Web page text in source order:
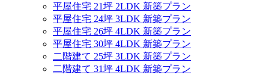
平屋住宅 21坪 2LDK 新築プラン
平屋住宅 24坪 3LDK 新築プラン
平屋住宅 26坪 4LDK 新築プラン
平屋住宅 30坪 4LDK 新築プラン
二階建て 25坪 3LDK 新築プラン
二階建て 31坪 4LDK 新築プラン